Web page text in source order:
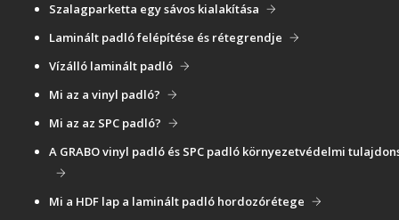
Szalagparketta egy sávos kialakítása
Laminált padló felépítése és rétegrendje
Vízálló laminált padló
Mi az a vinyl padló?
Mi az az SPC padló?
A GRABO vinyl padló és SPC padló környezetvédelmi
Mi a HDF lap a laminált padló hordozórétege